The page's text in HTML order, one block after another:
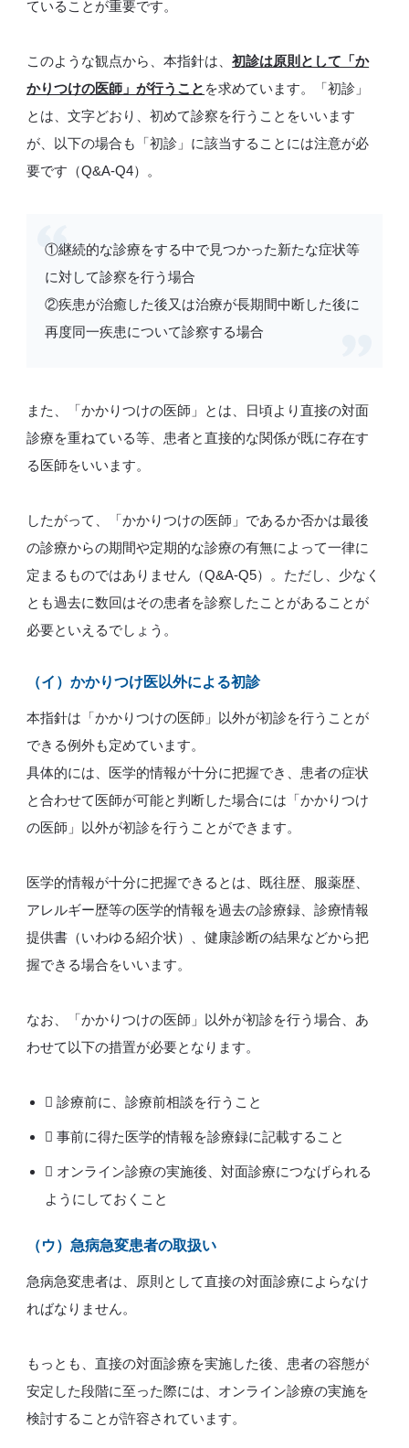
ていることが重要です。
このような観点から、本指針は、初診は原則として「か
かりつけの医師」が行うこと を求めています。「初診」
とは、文字どおり、初めて診察を行うことをいいます
が、以下の場合も「初診」に該当することには注意が必
要です（Q&A-Q4）。
①継続的な診療をする中で見つかった新たな症状等
に対して診察を行う場合
②疾患が治癒した後又は治療が長期間中断した後に
再度同一疾患について診察する場合
また、「かかりつけの医師」とは、日頃より直接の対面
診療を重ねている等、患者と直接的な関係が既に存在す
る医師をいいます。
したがって、「かかりつけの医師」であるか否かは最後
の診療からの期間や定期的な診療の有無によって一律に
定まるものではありません（Q&A-Q5）。ただし、少なく
とも過去に数回はその患者を診察したことがあることが
必要といえるでしょう。
（イ）かかりつけ医以外による初診
本指針は「かかりつけの医師」以外が初診を行うことが
できる例外も定めています。
具体的には、医学的情報が十分に把握でき、患者の症状
と合わせて医師が可能と判断した場合には「かかりつけ
の医師」以外が初診を行うことができます。
医学的情報が十分に把握できるとは、既往歴、服薬歴、
アレルギー歴等の医学的情報を過去の診療録、診療情報
提供書（いわゆる紹介状）、健康診断の結果などから把
握できる場合をいいます。
なお、「かかりつけの医師」以外が初診を行う場合、あ
わせて以下の措置が必要となります。
 診療前に、診療前相談を行うこと
 事前に得た医学的情報を診療録に記載すること
 オンライン診療の実施後、対面診療につなげられる
ようにしておくこと
（ウ）急病急変患者の取扱い
急病急変患者は、原則として直接の対面診療によらなけ
ればなりません。
もっとも、直接の対面診療を実施した後、患者の容態が
安定した段階に至った際には、オンライン診療の実施を
検討することが許容されています。